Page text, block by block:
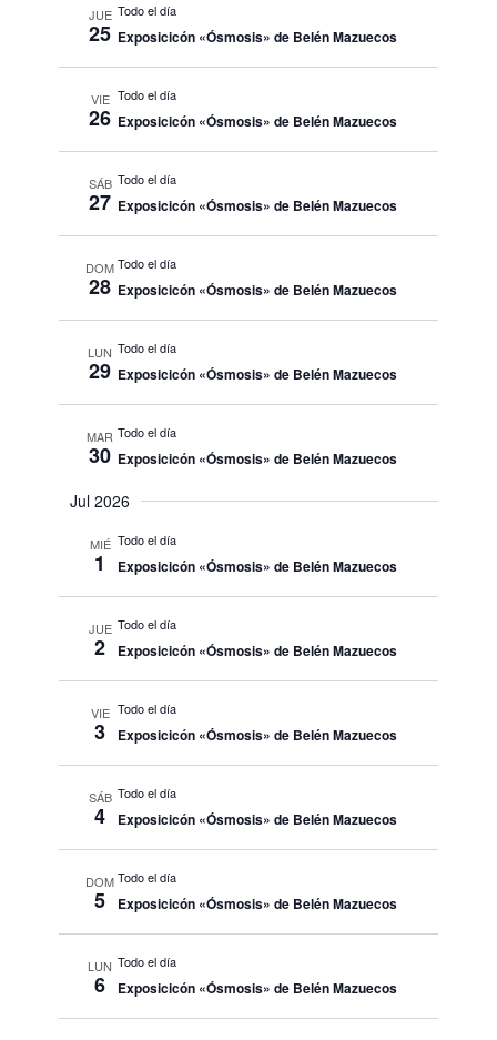
JUE
25
Todo el día
Exposicicón «Ósmosis» de Belén Mazuecos
VIE
26
Todo el día
Exposicicón «Ósmosis» de Belén Mazuecos
SÁB
27
Todo el día
Exposicicón «Ósmosis» de Belén Mazuecos
DOM
28
Todo el día
Exposicicón «Ósmosis» de Belén Mazuecos
LUN
29
Todo el día
Exposicicón «Ósmosis» de Belén Mazuecos
MAR
30
Todo el día
Exposicicón «Ósmosis» de Belén Mazuecos
Jul 2026
MIÉ
1
Todo el día
Exposicicón «Ósmosis» de Belén Mazuecos
JUE
2
Todo el día
Exposicicón «Ósmosis» de Belén Mazuecos
VIE
3
Todo el día
Exposicicón «Ósmosis» de Belén Mazuecos
SÁB
4
Todo el día
Exposicicón «Ósmosis» de Belén Mazuecos
DOM
5
Todo el día
Exposicicón «Ósmosis» de Belén Mazuecos
LUN
6
Todo el día
Exposicicón «Ósmosis» de Belén Mazuecos